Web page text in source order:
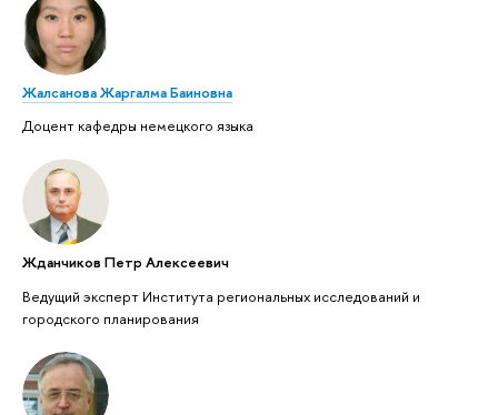
Жалсанова Жаргалма Баиновна
Доцент кафедры немецкого языка
Жданчиков Петр Алексеевич
Ведущий эксперт Института региональных исследований и
городского планирования